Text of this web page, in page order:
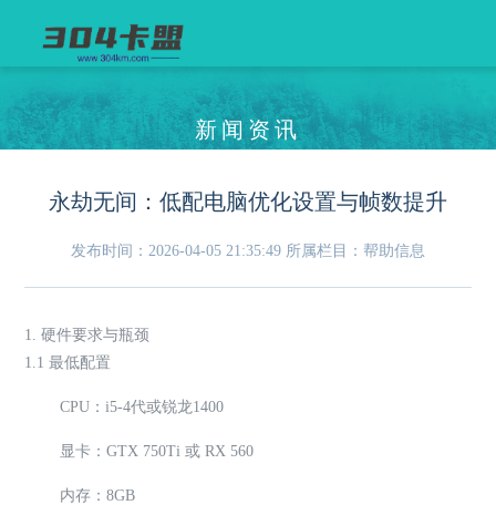
新闻资讯
永劫无间：低配电脑优化设置与帧数提升
发布时间：2026-04-05 21:35:49 所属栏目：帮助信息
1. 硬件要求与瓶颈
1.1 最低配置
CPU：i5-4代或锐龙1400
显卡：GTX 750Ti 或 RX 560
内存：8GB